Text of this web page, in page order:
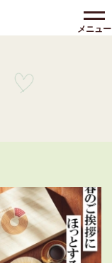
メニュー